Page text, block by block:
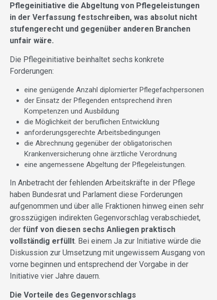
Pflegeinitiative die Abgeltung von Pflegeleistungen
in der Verfassung festschreiben, was absolut nicht
stufengerecht und gegenüber anderen Branchen
unfair wäre.
Die Pflegeinitiative beinhaltet sechs konkrete
Forderungen:
eine genügende Anzahl diplomierter Pflegefachpersonen
der Einsatz der Pflegenden entsprechend ihren
Kompetenzen und Ausbildung
die Möglichkeit der beruflichen Entwicklung
anforderungsgerechte Arbeitsbedingungen
die Abrechnung gegenüber der obligatorischen
Krankenversicherung ohne ärztliche Verordnung
eine angemessene Abgeltung der Pflegeleistungen.
In Anbetracht der fehlenden Arbeitskräfte in der Pflege
haben Bundesrat und Parlament diese Forderungen
aufgenommen und über alle Fraktionen hinweg einen sehr
grosszügigen indirekten Gegenvorschlag verabschiedet,
der fünf von diesen sechs Anliegen praktisch
vollständig erfüllt. Bei einem Ja zur Initiative würde die
Diskussion zur Umsetzung mit ungewissem Ausgang von
vorne beginnen und entsprechend der Vorgabe in der
Initiative vier Jahre dauern.
Die Vorteile des Gegenvorschlags